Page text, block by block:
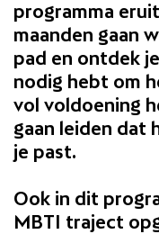
programma
maanden gaan
pad en ontdek
nodig hebt om
vol voldoening
gaan leiden dat
je past.
Ook in dit
MBTI traject